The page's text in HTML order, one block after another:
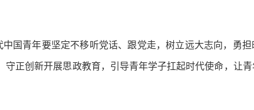
青年要坚定不移听党话、跟党走，树立远大志向，勇担
正创新开展思政教育，引导青年学子扛起时代使命，让